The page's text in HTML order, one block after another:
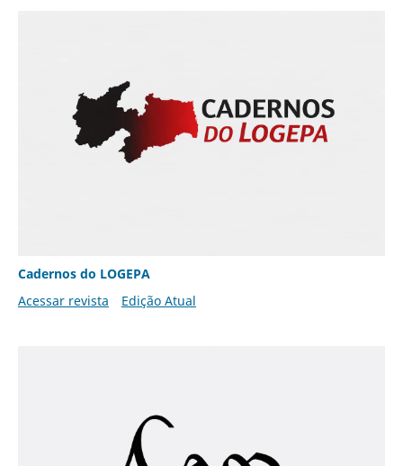
Cadernos do LOGEPA
Acessar revista
Edição Atual